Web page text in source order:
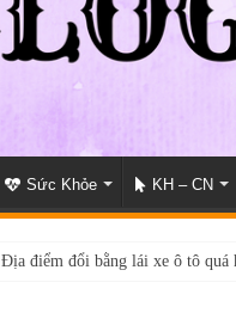
Sức Khỏe KH – CN
Địa điểm đổi bằng lái xe ô tô quá